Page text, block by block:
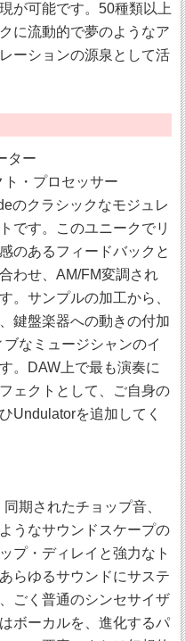
が可能です。50種類以上
に流動的で夢のようなア
ーションの源泉として活
ター
・プロセッサー
のクラシックなモジュレ
です。このユニークでリ
のあるフィードバックと
わせ、AM/FM変調され
。サンプルの加工から、
鍵盤楽器への動きの付加
なミュージシャンのイ
。DAW上で最も演奏に
ェクトとして、ご自身の
Undulatorを追加してく
期されたチョップ音、
うなサウンドスケープの
プ・ディレイと強力なト
らゆるサウンドにサステ
ごく普通のシンセサイザ
ボーカルを、進化するパ